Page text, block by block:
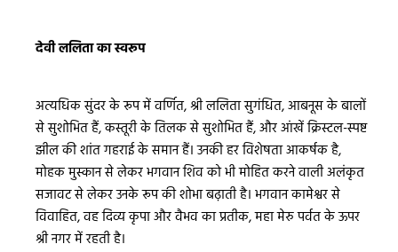
देवी ललिता का स्वरूप
अत्यधिक सुंदर के रूप में वर्णित, श्री ललिता सुगंधित, आबनूस के बालों
से सुशोभित हैं, कस्तूरी के तिलक से सुशोभित हैं, और आंखें क्रिस्टल-स्पष्ट
झील की शांत गहराई के समान हैं। उनकी हर विशेषता आकर्षक है,
मोहक मुस्कान से लेकर भगवान शिव को भी मोहित करने वाली अलंकृत
सजावट से लेकर उनके रूप की शोभा बढ़ाती है। भगवान कामेश्वर से
विवाहित, वह दिव्य कृपा और वैभव का प्रतीक, महा मेरु पर्वत के ऊपर
श्री नगर में रहती है।